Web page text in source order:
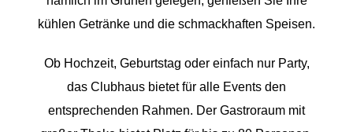
kühlen Getränke und die schmackhaften Speisen.
Ob Hochzeit, Geburtstag oder einfach nur Party,
das Clubhaus bietet für alle Events den
entsprechenden Rahmen. Der Gastroraum mit